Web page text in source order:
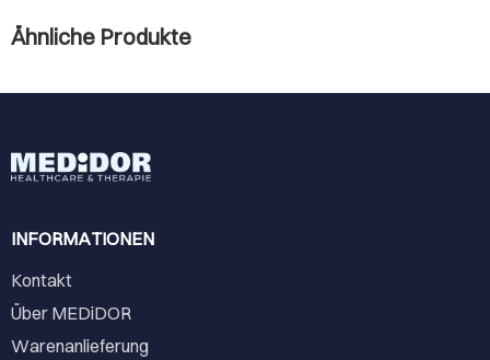
Ähnliche Produkte
INFORMATIONEN
Kontakt
Über MEDiDOR
Warenanlieferung